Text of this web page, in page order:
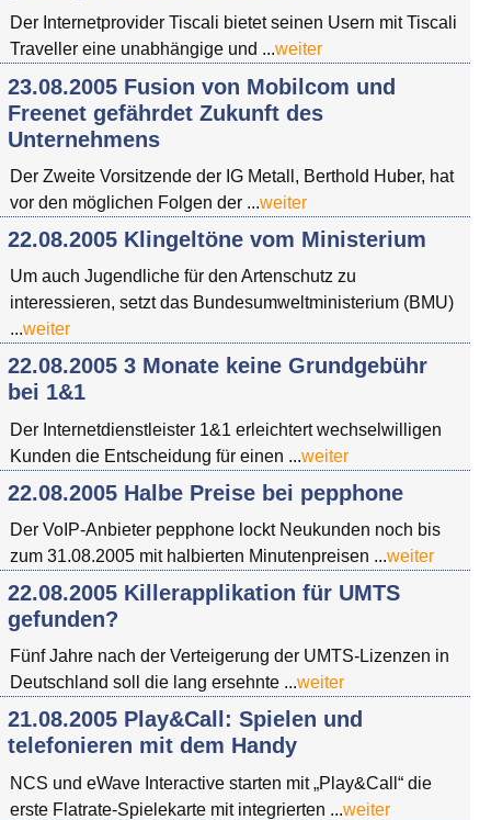
Der Internetprovider Tiscali bietet seinen Usern mit Tiscali
Traveller eine unabhängige und ...weiter
23.08.2005 Fusion von Mobilcom und
Freenet gefährdet Zukunft des
Unternehmens
Der Zweite Vorsitzende der IG Metall, Berthold Huber, hat
vor den möglichen Folgen der ...weiter
22.08.2005 Klingeltöne vom Ministerium
Um auch Jugendliche für den Artenschutz zu
interessieren, setzt das Bundesumweltministerium (BMU)
...weiter
22.08.2005 3 Monate keine Grundgebühr
bei 1&1
Der Internetdienstleister 1&1 erleichtert wechselwilligen
Kunden die Entscheidung für einen ...weiter
22.08.2005 Halbe Preise bei pepphone
Der VoIP-Anbieter pepphone lockt Neukunden noch bis
zum 31.08.2005 mit halbierten Minutenpreisen ...weiter
22.08.2005 Killerapplikation für UMTS
gefunden?
Fünf Jahre nach der Verteigerung der UMTS-Lizenzen in
Deutschland soll die lang ersehnte ...weiter
21.08.2005 Play&Call: Spielen und
telefonieren mit dem Handy
NCS und eWave Interactive starten mit „Play&Call“ die
erste Flatrate-Spielekarte mit integrierten ...weiter